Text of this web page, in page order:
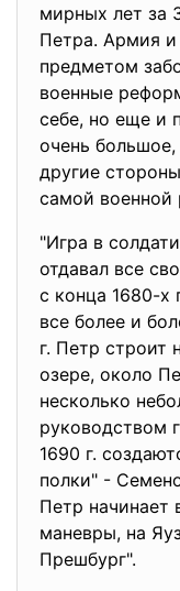
мирных лет за
Петра. Армия и
предметом
военные
себе, но еще и
очень
другие
самой военной
"Игра в
отдавал все
с конца 1680-х
все более и
г. Петр строит
озере, около
несколько
руководством
1690 г.
полки" -
Петр начинает
маневры, на
Прешбург".